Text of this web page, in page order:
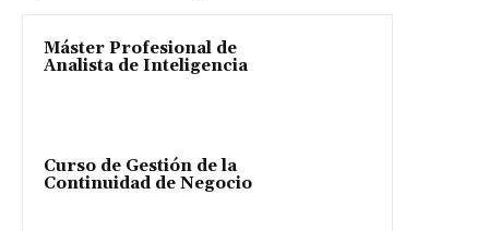
Máster Profesional de
Analista de Inteligencia
Curso de Gestión de la
Continuidad de Negocio